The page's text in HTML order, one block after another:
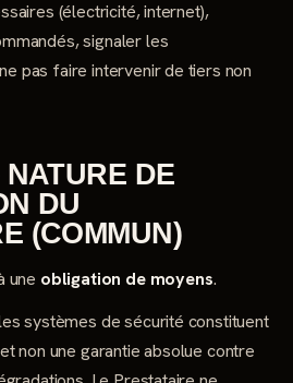
(électricité, internet),
signaler les
pas faire intervenir de tiers non
DE
DU
(COMMUN)
une obligation de moyens.
systèmes de sécurité constituent
non une garantie absolue contre